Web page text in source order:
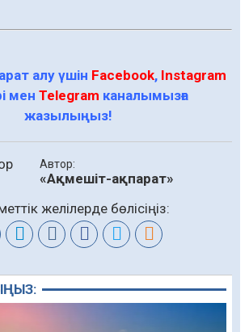
алу үшін Facebook, Instagram
мен Telegram каналымызға
жазылыңыз!
Автор:
«Ақмешіт-ақпарат»
желілерде бөлісіңіз: